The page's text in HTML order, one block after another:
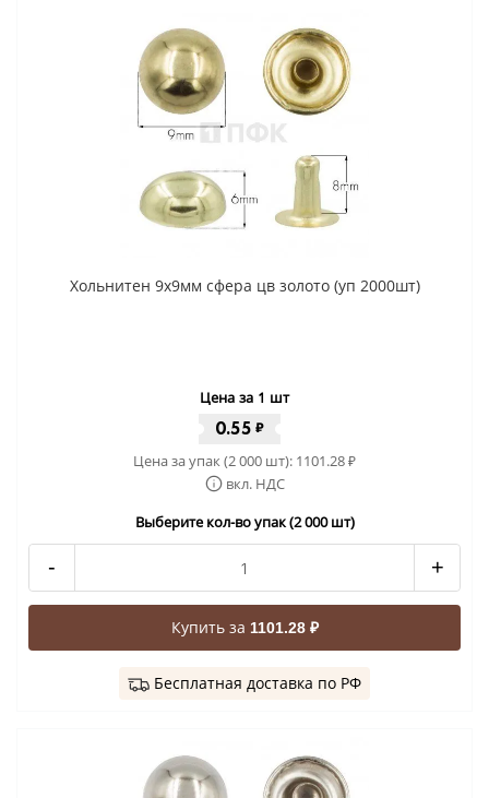
Хольнитен 9x9мм сфера цв золото (уп 2000шт)
Цена за 1 шт
0.55 ₽
Цена за упак (2 000 шт): 1101.28₽
вкл. НДС
Выберите кол-во упак (2 000 шт)
- +
Купить за 1101.28 ₽
Бесплатная доставка по РФ